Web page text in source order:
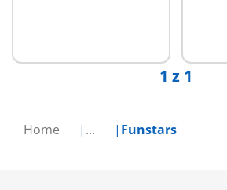
Home ... Funstars
1 z 1